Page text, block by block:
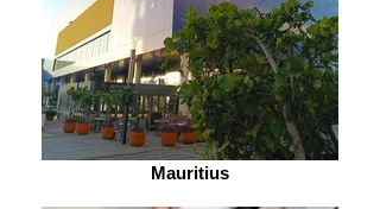
Mauritius